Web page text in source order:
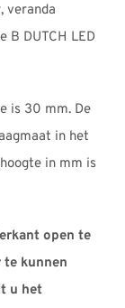
veranda
B DUTCH LED
is 30 mm. De
in het
in mm is
open te
kunnen
u het